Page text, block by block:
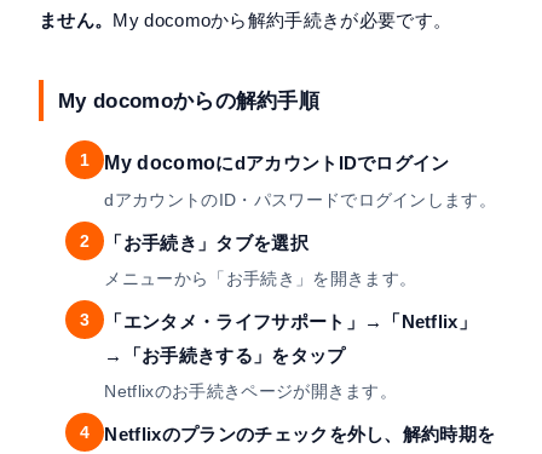
ません。
My docomoから解約手続きが必要です。
My docomoからの解約手順
1 My docomoにdアカウントIDでログイン
dアカウントのID・パスワードでログインします。
2 「お手続き」タブを選択
メニューから「お手続き」を開きます。
3
「エンタメ・ライフサポート」→「Netflix」
→「お手続きする」をタップ
Netflixのお手続きページが開きます。
4
Netflixのプランのチェックを外し、解約時期を